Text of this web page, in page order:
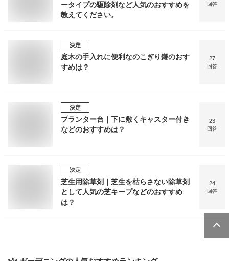
ータイプの駆除剤など人気のおすすめを
教えてください。
回答
決定
庭木の手入れに便利なのこぎり鎌のおす
すめは？
27
回答
決定
プランター台｜下に敷くキャスター付き
などのおすすめは？
23
回答
決定
芝生用除草剤｜芝生を枯らさない除草剤
として人気の芝キープなどのおすすめ
は？
24
回答